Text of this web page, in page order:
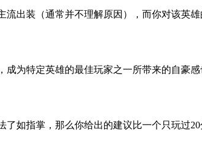
出装（通常并不理解原因），而你对该英
为特定英雄的最佳玩家之一所带来的自豪
如指掌，那么你给出的建议比一个只玩过